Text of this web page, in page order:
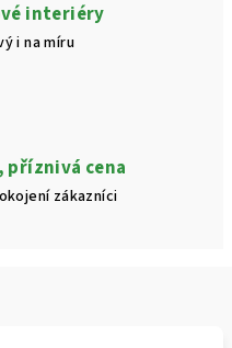
interiéry
i na míru
cena
zákazníci